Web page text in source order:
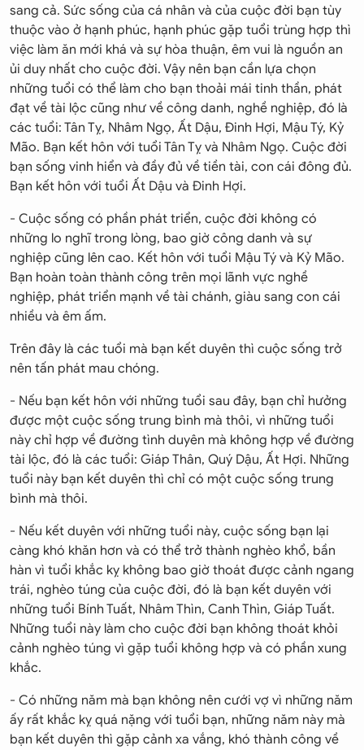
sang cả. Sức sống của cá nhân và của cuộc đời bạn tùy
thuộc vào ở hạnh phúc, hạnh phúc gặp tuổi trùng hợp thì
việc làm ăn mới khá và sự hòa thuận, êm vui là nguồn an
ủi duy nhất cho cuộc đời. Vậy nên bạn cần lựa chọn
những tuổi có thể làm cho bạn thoải mái tinh thần, phát
đạt về tài lộc cũng như về công danh, nghề nghiệp, đó là
các tuổi: Tân Tỵ, Nhâm Ngọ, Ất Dậu, Đinh Hợi, Mậu Tý, Kỷ
Mão. Bạn kết hôn với tuổi Tân Tỵ và Nhâm Ngọ. Cuộc đời
bạn sống vinh hiển và đầy đủ về tiền tài, con cái đông đủ.
Bạn kết hôn với tuổi Ất Dậu và Đinh Hợi.
- Cuộc sống có phần phát triển, cuộc đời không có
những lo nghĩ trong lòng, bao giờ công danh và sự
nghiệp cũng lên cao. Kết hôn với tuổi Mậu Tý và Kỷ Mão.
Bạn hoàn toàn thành công trên mọi lãnh vực nghề
nghiệp, phát triển mạnh về tài chánh, giàu sang con cái
nhiều và êm ấm.
Trên đây là các tuổi mà bạn kết duyên thì cuộc sống trở
nên tấn phát mau chóng.
- Nếu bạn kết hôn với những tuổi sau đây, bạn chỉ hưởng
được một cuộc sống trung bình mà thôi, vì những tuổi
này chỉ hợp về đường tình duyên mà không hợp về đường
tài lộc, đó là các tuổi: Giáp Thân, Quý Dậu, Ất Hợi. Những
tuổi này bạn kết duyên thì chỉ có một cuộc sống trung
bình mà thôi.
- Nếu kết duyên với những tuổi này, cuộc sống bạn lại
càng khó khăn hơn và có thể trở thành nghèo khổ, bần
hàn vì tuổi khắc kỵ không bao giờ thoát được cảnh ngang
trái, nghèo túng của cuộc đời, đó là bạn kết duyên với
những tuổi Bính Tuất, Nhâm Thìn, Canh Thìn, Giáp Tuất.
Những tuổi này làm cho cuộc đời bạn không thoát khỏi
cảnh nghèo túng vì gặp tuổi không hợp và có phần xung
khắc.
- Có những năm mà bạn không nên cưới vợ vì những năm
ấy rất khắc kỵ quá nặng với tuổi bạn, những năm này mà
bạn kết duyên thì gặp cảnh xa vắng, khó thành công về